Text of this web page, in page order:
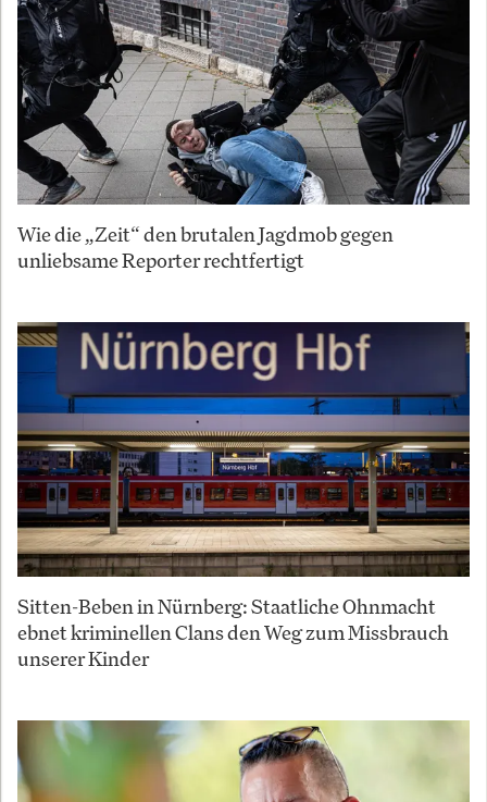
Wie die „Zeit“ den brutalen Jagdmob gegen
unliebsame Reporter rechtfertigt
Sitten-Beben in Nürnberg: Staatliche Ohnmacht
ebnet kriminellen Clans den Weg zum Missbrauch
unserer Kinder